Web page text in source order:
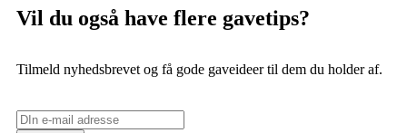
Vil du også have flere gavetips?
Tilmeld nyhedsbrevet og få gode gaveideer til dem du holder af.